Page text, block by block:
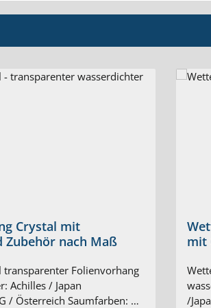
Crystal mit
Zubehör nach Maß
Folienvorhang
Achilles / Japan
/ Österreich Saumfarben: 12
mit
/